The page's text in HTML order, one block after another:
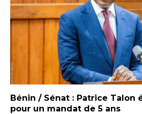
Bénin / Sénat : Patrice Talon
pour un mandat de 5 ans